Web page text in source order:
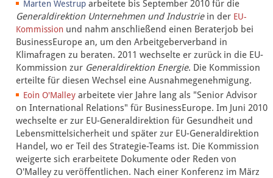
Marten Westrup arbeitete bis September 2010 für die
Generaldirektion Unternehmen und Industriein der EU-
Kommission und nahm anschließend einen Beraterjob bei
BusinessEurope an, um den Arbeitgeberverband in
Klimafragen zu beraten. 2011 wechselte er zurück in die EU-
Kommission zur Generaldirektion Energie. Die Kommission
erteilte für diesen Wechsel eine Ausnahmegenehmigung.
Eoin O'Malley arbeitete vier Jahre lang als "Senior Advisor
on International Relations" für BusinessEurope. Im Juni 2010
wechselte er zur EU-Generaldirektion für Gesundheit und
Lebensmittelsicherheit und später zur EU-Generaldirektion
Handel, wo er Teil des Strategie-Teams ist. Die Kommission
weigerte sich erarbeitete Dokumente oder Reden von
O'Malley zu veröffentlichen. Nach einer Konferenz im März